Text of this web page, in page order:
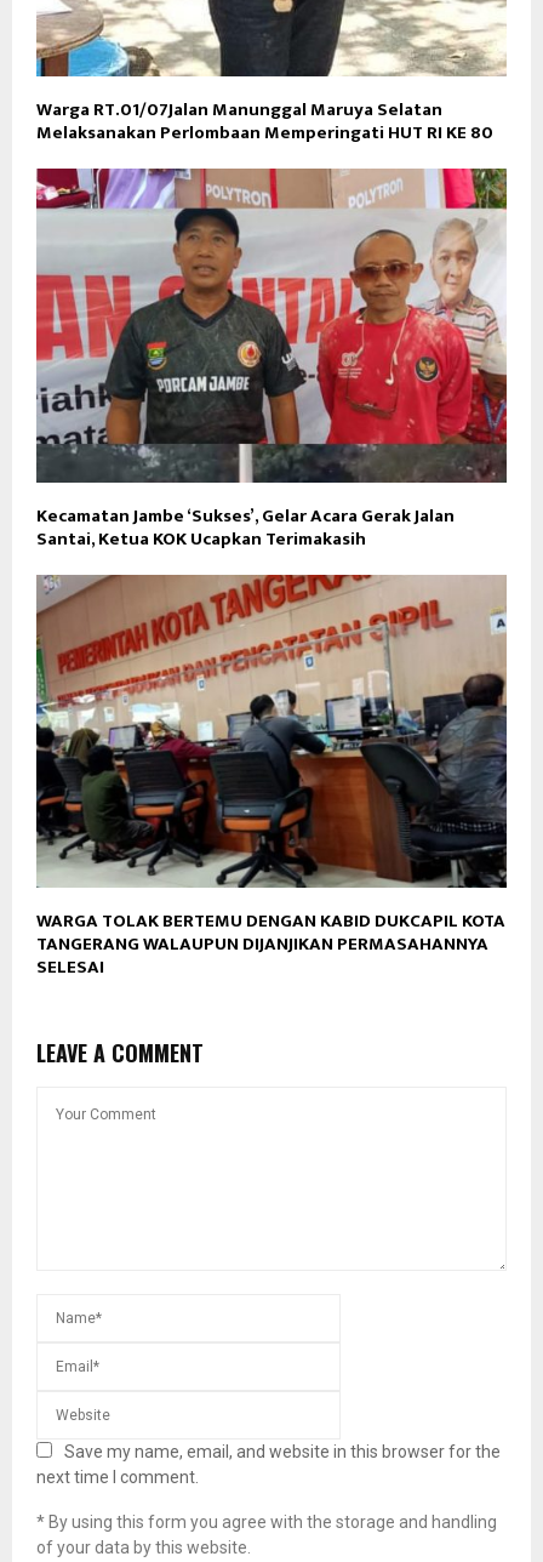
Warga RT.01/07Jalan Manunggal Maruya Selatan
Melaksanakan Perlombaan Memperingati HUT RI KE 80
Kecamatan Jambe ‘Sukses’, Gelar Acara Gerak Jalan
Santai, Ketua KOK Ucapkan Terimakasih
WARGA TOLAK BERTEMU DENGAN KABID DUKCAPIL KOTA
TANGERANG WALAUPUN DIJANJIKAN PERMASAHANNYA
SELESAI
LEAVE A COMMENT
Save my name, email, and website in this browser for the
next time I comment.
* By using this form you agree with the storage and handling
of your data by this website.